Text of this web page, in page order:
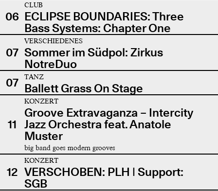
06
CLUB
ECLIPSE BOUNDARIES: Three
Bass Systems: Chapter One
07
VERSCHIEDENES
Sommer im Südpol: Zirkus
NotreDuo
07
TANZ
Ballett Grass On Stage
11
KONZERT
Groove Extravaganza – Intercity
Jazz Orchestra feat. Anatole
Muster
big band goes modern grooves
12
KONZERT
VERSCHOBEN: PLH | Support:
SGB